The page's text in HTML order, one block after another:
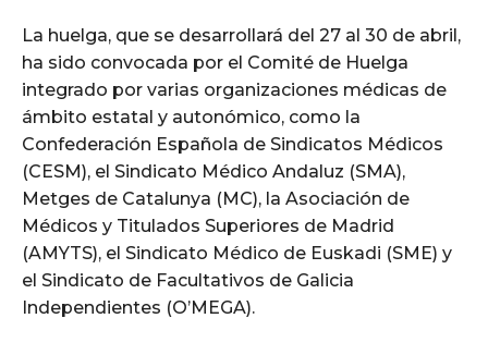
La huelga, que se desarrollará del 27 al 30 de abril,
ha sido convocada por el Comité de Huelga
integrado por varias organizaciones médicas de
ámbito estatal y autonómico, como la
Confederación Española de Sindicatos Médicos
(CESM), el Sindicato Médico Andaluz (SMA),
Metges de Catalunya (MC), la Asociación de
Médicos y Titulados Superiores de Madrid
(AMYTS), el Sindicato Médico de Euskadi (SME) y
el Sindicato de Facultativos de Galicia
Independientes (O’MEGA).